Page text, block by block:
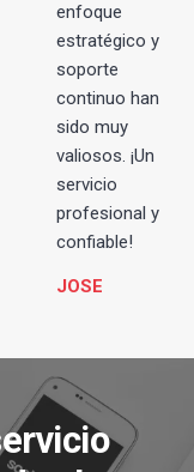
enfoque
estratégico y
soporte
continuo han
sido muy
valiosos. ¡Un
servicio
profesional y
confiable!
JOSE